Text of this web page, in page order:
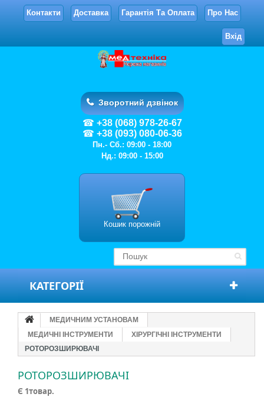
Контакти Доставка Гарантія Та Оплата Про Нас
Вхід
Зворотний дзвінок
+38 (068) 978-26-67
+38 (093) 080-06-36
Пн.- Сб.: 09:00 - 18:00
Нд.: 09:00 - 15:00
Кошик порожній
КАТЕГОРІЇ
МЕДИЧНИМ УСТАНОВАМ
МЕДИЧНІ ІНСТРУМЕНТИ
ХІРУРГІЧНІ ІНСТРУМЕНТИ
РОТОРОЗШИРЮВАЧІ
РОТОРОЗШИРЮВАЧІ
Є 1товар.